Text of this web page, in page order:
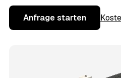
Anfrage starten